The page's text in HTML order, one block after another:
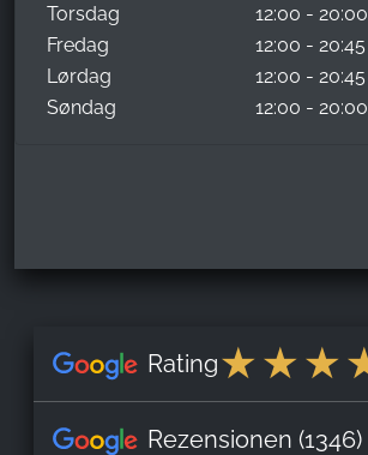
Torsdag
12:00 - 20:00
Fredag
12:00 - 20:45
Lørdag
12:00 - 20:45
Søndag
12:00 - 20:00
Rating
Rezensionen (1346)